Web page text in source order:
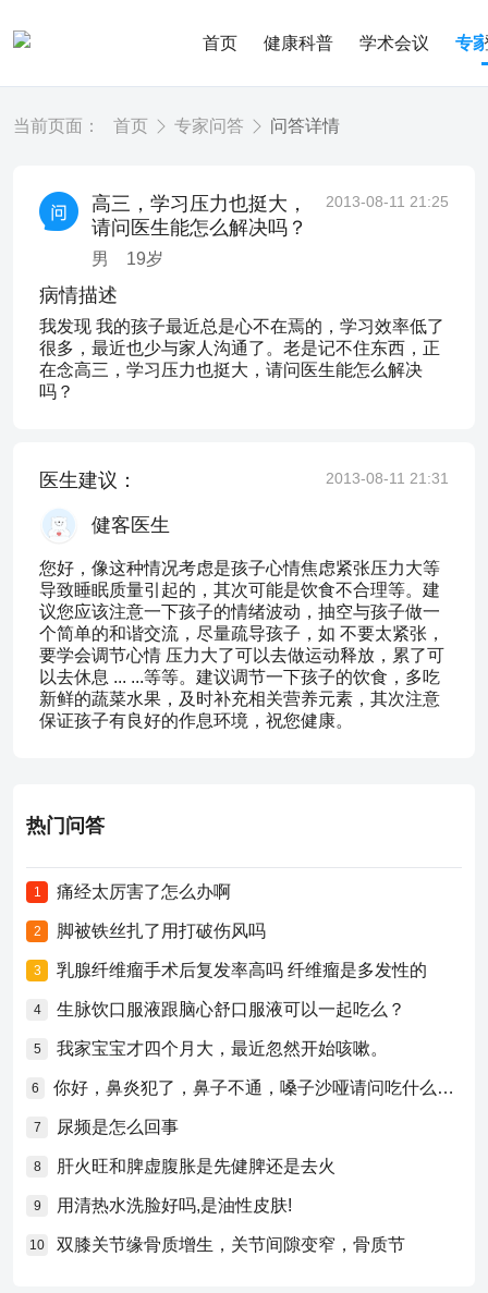
首页 健康科普 学术会议 专
当前页面： 首页 专家问答 问答详情
高三，学习压力也挺大，
请问医生能怎么解决吗？
男 19岁
2013-08-11 21:25
病情描述
我发现 我的孩子最近总是心不在焉的，学习效率低了
很多，最近也少与家人沟通了。老是记不住东西，正
在念高三，学习压力也挺大，请问医生能怎么解决
吗？
医生建议： 2013-08-11 21:31
健客医生
您好，像这种情况考虑是孩子心情焦虑紧张压力大等
导致睡眠质量引起的，其次可能是饮食不合理等。建
议您应该注意一下孩子的情绪波动，抽空与孩子做一
个简单的和谐交流，尽量疏导孩子，如 不要太紧张，
要学会调节心情 压力大了可以去做运动释放，累了可
以去休息 ... ...等等。建议调节一下孩子的饮食，多吃
新鲜的蔬菜水果，及时补充相关营养元素，其次注意
保证孩子有良好的作息环境，祝您健康。
热门问答
1 痛经太厉害了怎么办啊
2 脚被铁丝扎了用打破伤风吗
3 乳腺纤维瘤手术后复发率高吗 纤维瘤是多发性的
4 生脉饮口服液跟脑心舒口服液可以一起吃么？
5 我家宝宝才四个月大，最近忽然开始咳嗽。
6 你好，鼻炎犯了，鼻子不通，嗓子沙哑请问吃什么药比较好？
7 尿频是怎么回事
8 肝火旺和脾虚腹胀是先健脾还是去火
9 用清热水洗脸好吗,是油性皮肤!
10 双膝关节缘骨质增生，关节间隙变窄，骨质节